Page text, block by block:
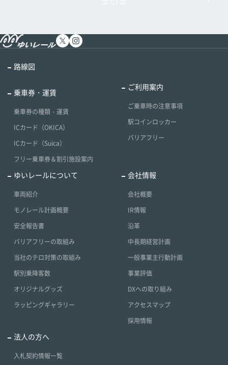
路線図
乗車券・運賃
乗車券の種類・運賃
ICカード（OKICA）
ICカード（Suica）
フリー乗車券＆割引施設案内
ご利用案内
ご乗車時の注意事項
駅コインロッカー
バリアフリー
ゆいレールについて
車両紹介
モノレール計画概要
安全報告書
バリアフリーの取組み
当社のテロ対策の取組み
駅別乗降客数
オリジナルグッズ
ラッピングギャラリー
会社情報
会社概要
IR情報
沿革
中長期経営計画
一般事業主行動計画
事業評価
DXへの取り組み
アクセスマップ
採用情報
法人の方へ
入札契約情報一覧